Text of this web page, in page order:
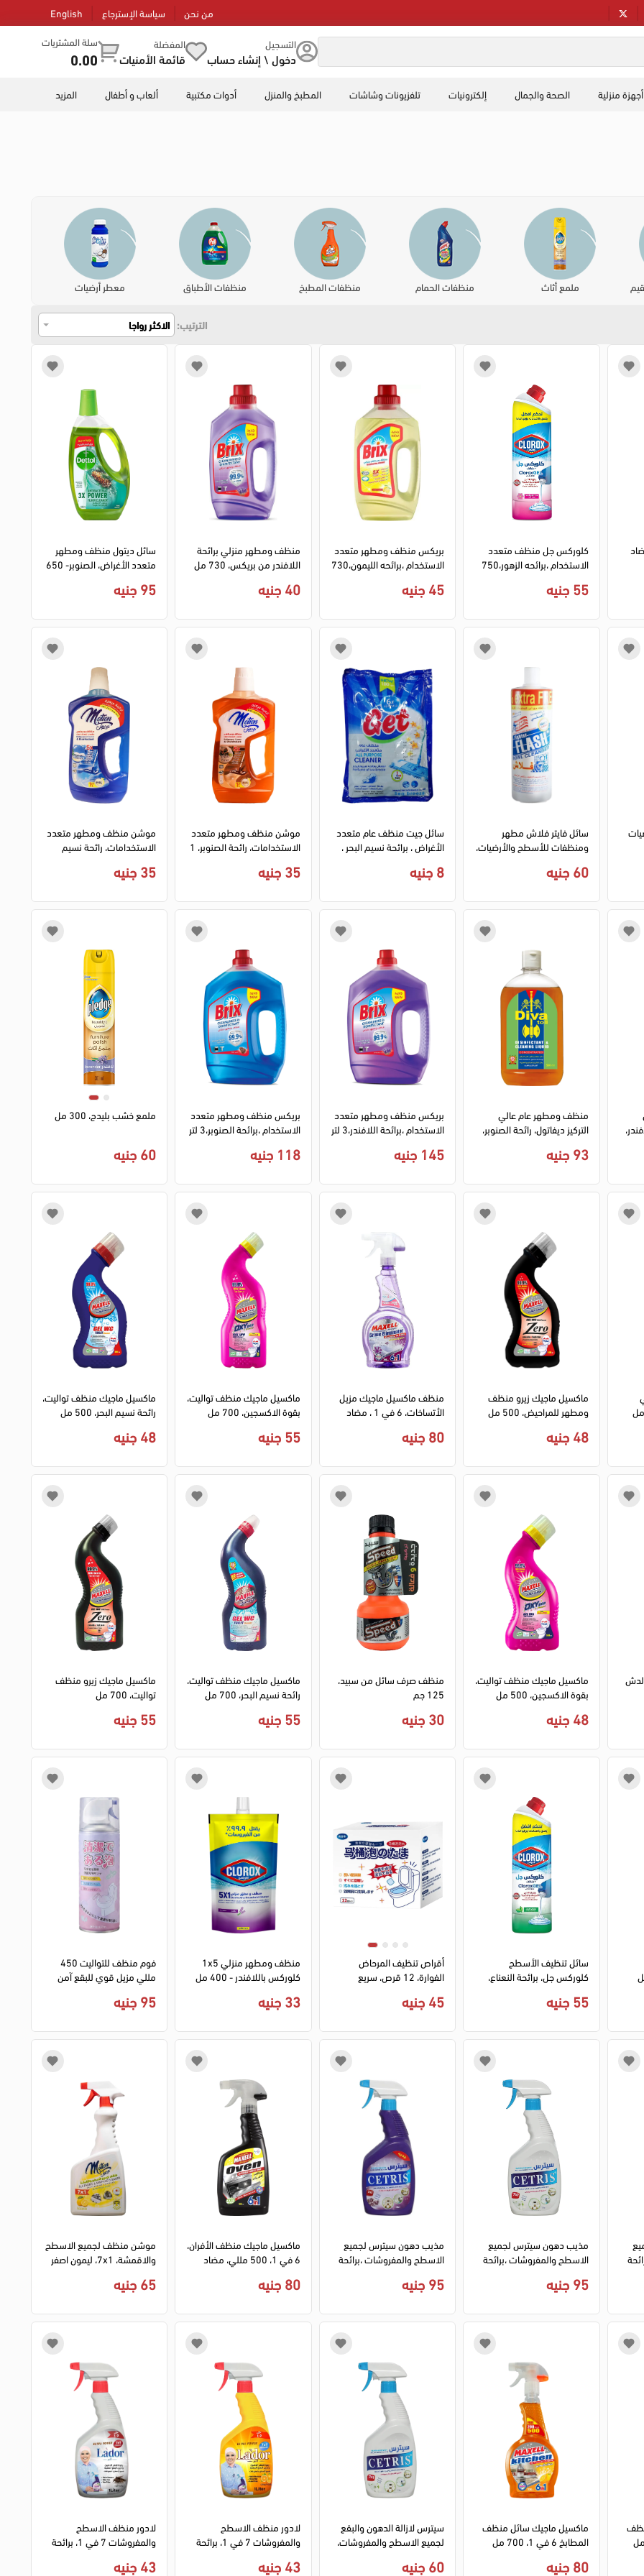
من نحن سياسة الإسترجاع English
التسجيل
دخول \ إنشاء حساب
المفضلة
قائمة الأمنيات
سلة المشتريات
0.00
أجهزة منزلية الصحة والجمال إلكترونيات تلفزيونات وشاشات المطبخ والمنزل أدوات مكتبية ألعاب و أطفال المزيد
ملمع أثاث منظفات الحمام منظفات المطبخ منظفات الأطباق معطر أرضيات
الترتيب: الاكثر رواجا
كلوركس جل منظف متعدد
الاستخدام ،برائحه الزهور،750
55 جنيه
بريكس منظف ومطهر متعدد
الاستخدام ،برائحه الليمون،730
45 جنيه
منظف ومطهر منزلي برائحة
اللافندر من بريكس، 730 مل
40 جنيه
سائل ديتول منظف ومطهر
متعدد الأغراض، الصنوبر- 650
95 جنيه
سائل فايتر فلاش مطهر
ومنظفات للأسطح والأرضيات،
60 جنيه
سائل جيت منظف عام متعدد
الأغراض ، برائحة نسيم البحر ،
8 جنيه
موشن منظف ومطهر متعدد
الاستخدامات، رائحة الصنوبر، 1
35 جنيه
موشن منظف ومطهر متعدد
الاستخدامات، رائحة نسيم
35 جنيه
منظف ومطهر عام عالي
التركيز ديفاتول، رائحة الصنوبر،
93 جنيه
بريكس منظف ومطهر متعدد
الاستخدام ،برائحة اللافندر،3 لتر
145 جنيه
بريكس منظف ومطهر متعدد
الاستخدام ،برائحة الصنوبر،3 لتر
118 جنيه
ملمع خشب بليدج، 300 مل
60 جنيه
ماكسيل ماجيك زيرو منظف
ومطهر للمراحيض، 500 مل
48 جنيه
منظف ماكسيل ماجيك مزيل
الأتساخات، 6 في 1 ، مضاد
80 جنيه
ماكسيل ماجيك منظف تواليت،
بقوة الاكسجين، 700 مل
55 جنيه
ماكسيل ماجيك منظف تواليت،
رائحة نسيم البحر، 500 مل
48 جنيه
ماكسيل ماجيك منظف تواليت،
بقوة الاكسجين، 500 مل
48 جنيه
منظف صرف سائل من سبيد،
125 جم
30 جنيه
ماكسيل ماجيك منظف تواليت،
رائحة نسيم البحر، 700 مل
55 جنيه
ماكسيل ماجيك زيرو منظف
تواليت، 700 مل
55 جنيه
سائل تنظيف الأسطح
كلوركس جل، برائحة النعناع،
55 جنيه
أقراص تنظيف المرحاض
الفوارة، 12 قرص، سريع
والترسبات
45 جنيه
منظف ومطهر منزلي 1x5
كلوركس باللافندر - 400 مل
33 جنيه
فوم منظف للتواليت 450
مللي مزيل قوي للبقع آمن
95 جنيه
مذيب دهون سيترس لجميع
الاسطح والمفروشات ،برائحة
95 جنيه
مذيب دهون سيترس لجميع
الاسطح والمفروشات ،برائحة
95 جنيه
ماكسيل ماجيك منظف الأفران،
6 في 1، 500 مللي، مضاد
80 جنيه
موشن منظف لجميع الاسطح
والاقمشة، 7x1، ليمون اصفر
65 جنيه
ماكسيل ماجيك سائل منظف
المطابخ 6 في 1، 700 مل
80 جنيه
سيترس لازالة الدهون والبقع
لجميع الاسطح والمفروشات،
60 جنيه
لادور منظف الاسطح
والمفروشات 7 في 1، برائحة
43 جنيه
لادور منظف الاسطح
والمفروشات 7 في 1، برائحة
43 جنيه